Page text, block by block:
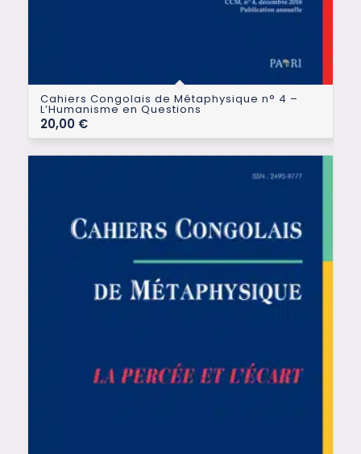
Cahiers Congolais de Métaphysique n° 4 –
L’Humanisme en Questions
20,00 €